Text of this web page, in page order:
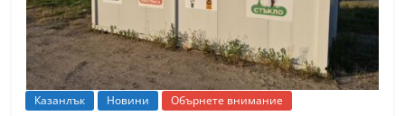
Казанлък Новини Обърнете внимание